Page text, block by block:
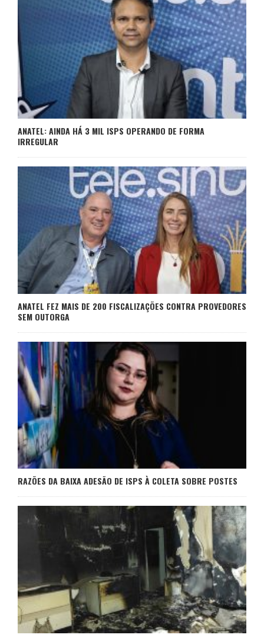
ANATEL: AINDA HÁ 3 MIL ISPS OPERANDO DE FORMA
IRREGULAR
ANATEL FEZ MAIS DE 200 FISCALIZAÇÕES CONTRA PROVEDORES
SEM OUTORGA
RAZÕES DA BAIXA ADESÃO DE ISPS À COLETA SOBRE POSTES